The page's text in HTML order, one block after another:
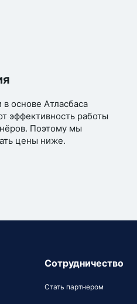
в основе Атласбаса
эффективность работы
Поэтому мы
цены ниже.
Сотрудничество
Стать партнером